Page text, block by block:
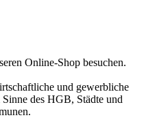
Online-Shop besuchen.
und gewerbliche
des HGB, Städte und